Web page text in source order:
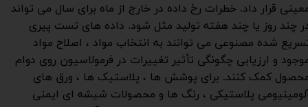
قرار داد. خطرات رخ داده در خارج از ماه برای سال می تواند
چند روز یا چند هفته تولید مثل شود. داده های تست پیری
شده مصنوعی می توانند به انتخاب مواد ، اصلاح مواد
و ارزیابی چگونگی تأثیر تغییرات در فرمولاسیون روی دوام
کمک کنند. برای پوشش ها ، پلاستیک ها ، ورق های
پلاستیکی ، رنگ ها و محصولات شیشه ای ایمنی